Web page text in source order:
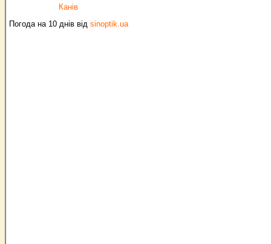
Канів
Погода на 10 днів від sinoptik.ua